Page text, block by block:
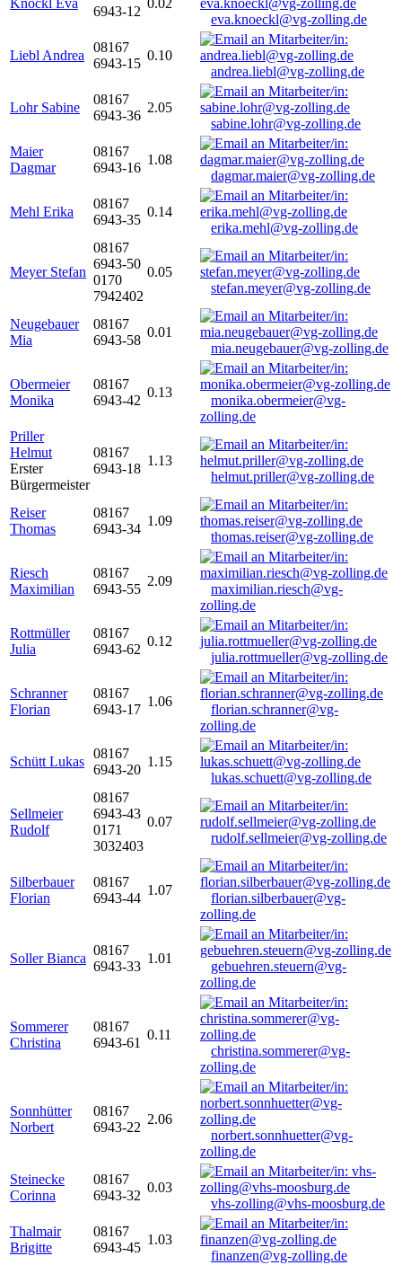
Knöckl Eva
6943-12
0.02
eva.knoeckl@vg-zolling.de
Liebl Andrea
08167
6943-15
0.10
andrea.liebl@vg-zolling.de
Lohr Sabine
08167
6943-36
2.05
sabine.lohr@vg-zolling.de
Maier
Dagmar
08167
6943-16
1.08
dagmar.maier@vg-zolling.de
Mehl Erika
08167
6943-35
0.14
erika.mehl@vg-zolling.de
Meyer Stefan
08167
6943-50
0170
7942402
0.05
stefan.meyer@vg-zolling.de
Neugebauer
Mia
08167
6943-58
0.01
mia.neugebauer@vg-zolling.de
Obermeier
Monika
08167
6943-42
0.13
monika.obermeier@vg-
zolling.de
Priller
Helmut
Erster
Bürgermeister
08167
6943-18
1.13
helmut.priller@vg-zolling.de
Reiser
Thomas
08167
6943-34
1.09
thomas.reiser@vg-zolling.de
Riesch
Maximilian
08167
6943-55
2.09
maximilian.riesch@vg-
zolling.de
Rottmüller
Julia
08167
6943-62
0.12
julia.rottmueller@vg-zolling.de
Schranner
Florian
08167
6943-17
1.06
florian.schranner@vg-
zolling.de
Schütt Lukas
08167
6943-20
1.15
lukas.schuett@vg-zolling.de
Sellmeier
Rudolf
08167
6943-43
0171
3032403
0.07
rudolf.sellmeier@vg-zolling.de
Silberbauer
Florian
08167
6943-44
1.07
florian.silberbauer@vg-
zolling.de
Soller Bianca
08167
6943-33
1.01
gebuehren.steuern@vg-
zolling.de
Sommerer
Christina
08167
6943-61
0.11
christina.sommerer@vg-
zolling.de
Sonnhütter
Norbert
08167
6943-22
2.06
norbert.sonnhuetter@vg-
zolling.de
Steinecke
Corinna
08167
6943-32
0.03
vhs-zolling@vhs-moosburg.de
Thalmair
Brigitte
08167
6943-45
1.03
finanzen@vg-zolling.de